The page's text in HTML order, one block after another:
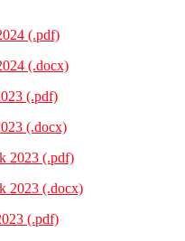
(.pdf)
(.docx)
(.pdf)
(.docx)
2023 (.pdf)
2023 (.docx)
(.pdf)